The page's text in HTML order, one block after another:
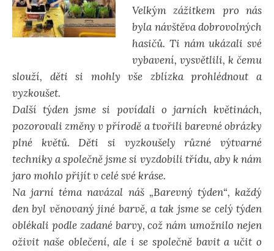
Velkým zážitkem pro nás
byla návštěva dobrovolných
hasičů. Ti nám ukázali své
vybavení, vysvětlili, k čemu
slouží, děti si mohly vše zblízka prohlédnout a
vyzkoušet.
Další týden jsme si povídali o jarních květinách,
pozorovali změny v přírodě a tvořili barevné obrázky
plné květů. Děti si vyzkoušely různé výtvarné
techniky a společně jsme si vyzdobili třídu, aby k nám
jaro mohlo přijít v celé své kráse.
Na jarní téma navázal náš „Barevný týden“, každý
den byl věnovaný jiné barvě, a tak jsme se celý týden
oblékali podle zadané barvy, což nám umožnilo nejen
oživit naše oblečení, ale i se společně bavit a učit o